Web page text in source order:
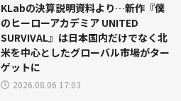
KLabの決算説明資料より…新作『僕
のヒーローアカデミア UNITED
SURVIVAL』は日本国内だけでなく北
米を中心としたグローバル市場がター
ゲットに
2026.08.06 17:03